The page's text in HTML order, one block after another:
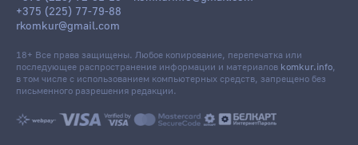
Мы находимся:
ул. Московская, 42, г. Бобруйск, Беларусь, 213826
Рекламный отдел:
+375 (225) 77-79-88
Журналисты: